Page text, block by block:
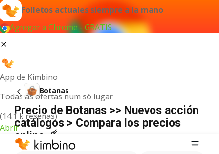
Folletos actuales siempre a la mano
Agregar a Chrome - GRATIS
App de Kimbino
Todas as ofertas num só lugar
(14.1 k reseñas)
Abrir
Botanas
Precio de Botanas >> Nuevos acción
catálogos > Compara los precios
online ☄️
No hemos encontrado resultados para este